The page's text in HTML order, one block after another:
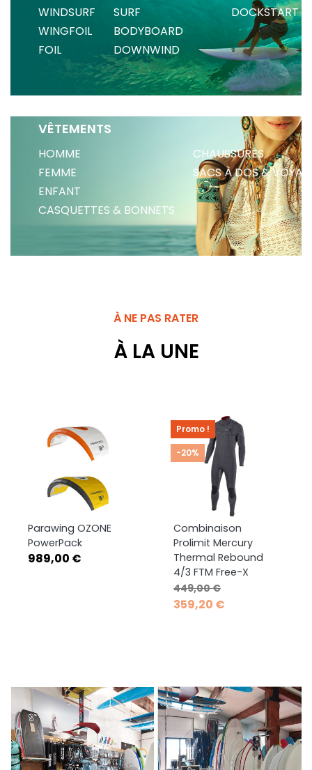
WINDSURF
WINGFOIL
FOIL
SURF
BODYBOARD
DOWNWIND
DOCKSTART
VÊTEMENTS
HOMME
FEMME
ENFANT
CASQUETTES & BONNETS
CHAUSSURES
SACS À DOS &
À NE PAS RATER
À LA UNE
Parawing OZONE
PowerPack
Prix
989,00 €
Combinaison
Prolimit Mercury
Thermal Rebound
4/3 FTM Free-X
Prix de base
449,00 €Prix
359,20 €
Promo !
-20%